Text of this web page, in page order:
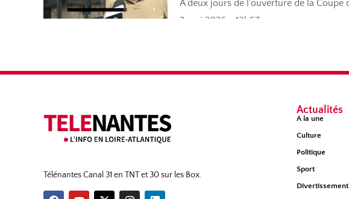
Télénantes Canal 31 en TNT et 30 sur les Box.
Actualités
À la une
Culture
Politique
Sport
Divertissement